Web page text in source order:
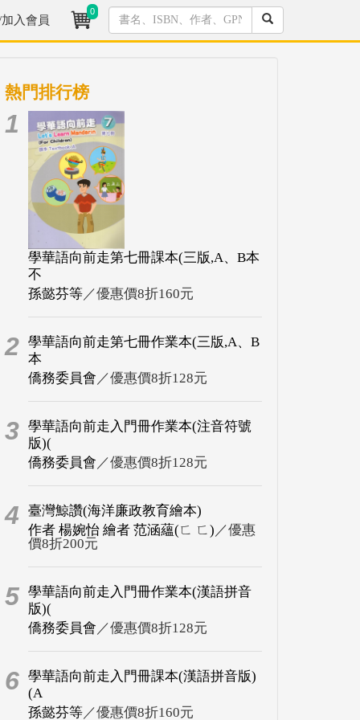
入會員
0
熱門排行榜
1
學華語向前走第七冊課本(三版,A、B本
不
孫懿芬等／優惠價8折160元
2 學華語向前走第七冊作業本(三版,A、B
本
僑務委員會 ／優惠價8折128元
3 學華語向前走入門冊作業本(注音符號
版)(
僑務委員會 ／優惠價8折128元
4
臺灣鯨讚(海洋廉政教育繪本)
作者 楊婉怡 繪者 范涵蘊(ㄈ ㄈ) ／優惠
價8折200元
5 學華語向前走入門冊作業本(漢語拼音
版)(
僑務委員會 ／優惠價8折128元
6 學華語向前走入門冊課本(漢語拼音版)
(A
孫懿芬等／優惠價8折160元